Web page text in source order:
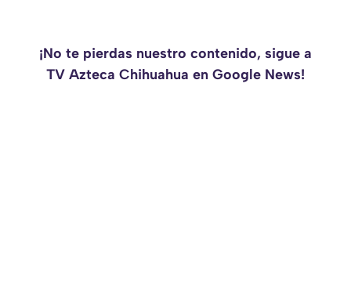
¡No te pierdas nuestro contenido, sigue a
TV Azteca Chihuahua en Google News!